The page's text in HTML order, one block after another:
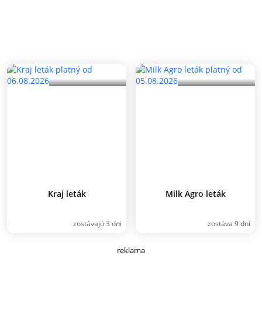
Kraj leták
zostávajú 3 dni
Milk Agro leták
zostáva 9 dní
reklama